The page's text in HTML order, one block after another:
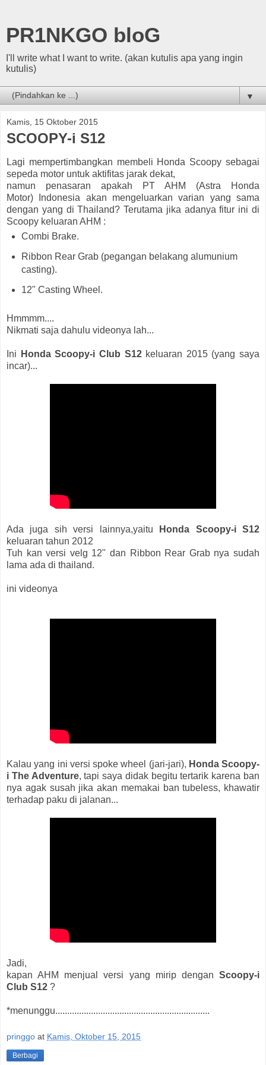
PR1NKGO bloG
I'll write what I want to write. (akan kutulis apa yang ingin
kutulis)
▼
Kamis, 15 Oktober 2015
SCOOPY-i S12
Lagi mempertimbangkan membeli Honda Scoopy sebagai
sepeda motor untuk aktifitas jarak dekat,
namun penasaran apakah PT AHM (Astra Honda
Motor) Indonesia akan mengeluarkan varian yang sama
dengan yang di Thailand? Terutama jika adanya fitur ini di
Scoopy keluaran AHM :
Combi Brake.
Ribbon Rear Grab (pegangan belakang alumunium
casting).
12" Casting Wheel.
Hmmmm....
Nikmati saja dahulu videonya lah...
Ini Honda Scoopy-i Club S12keluaran 2015 (yang saya
incar)...
Ada juga sih versi lainnya,yaitu
Honda Scoopy-i S12
keluaran tahun 2012
Tuh kan versi velg 12" dan Ribbon Rear Grab nya sudah
lama ada di thailand.
ini videonya
Kalau yang ini versi spoke wheel (jari-jari), Honda Scoopy-
i The Adventure, tapi saya didak begitu tertarik karena ban
nya agak susah jika akan memakai ban tubeless, khawatir
terhadap paku di jalanan...
Jadi,
kapan AHM menjual versi yang mirip dengan Scoopy-i
Club S12 ?
*menunggu.................................................................
pringgo at Kamis, Oktober 15, 2015
Berbagi